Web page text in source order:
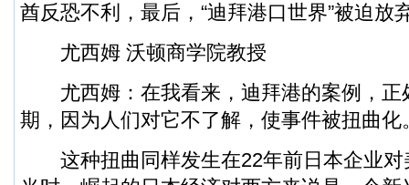
酋反恐不利，最后，“迪拜港口世界”被迫放
尤西姆 沃顿商学院教授
尤西姆：在我看来，迪拜港的案例，正
期，因为人们对它不了解，使事件被扭曲化
这种扭曲同样发生在22年前日本企业对